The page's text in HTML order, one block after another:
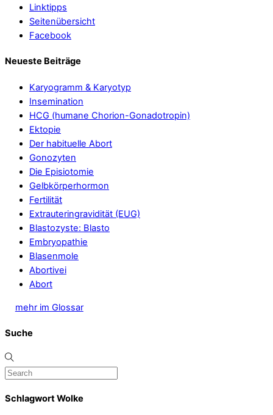
Linktipps
Seitenübersicht
Facebook
Neueste Beiträge
Karyogramm & Karyotyp
Insemination
HCG (humane Chorion-Gonadotropin)
Ektopie
Der habituelle Abort
Gonozyten
Die Episiotomie
Gelbkörperhormon
Fertilität
Extrauteringravidität (EUG)
Blastozyste: Blasto
Embryopathie
Blasenmole
Abortivei
Abort
mehr im Glossar
Suche
Schlagwort Wolke